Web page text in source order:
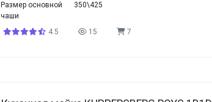
Размер основной
чаши
350\425
4.5 15 7